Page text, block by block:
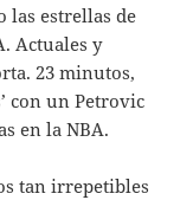
las estrellas de
Actuales y
23 minutos,
con un Petrovic
en la NBA.
tan irrepetibles